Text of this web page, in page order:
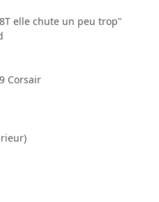
elle chute un peu trop"
Corsair